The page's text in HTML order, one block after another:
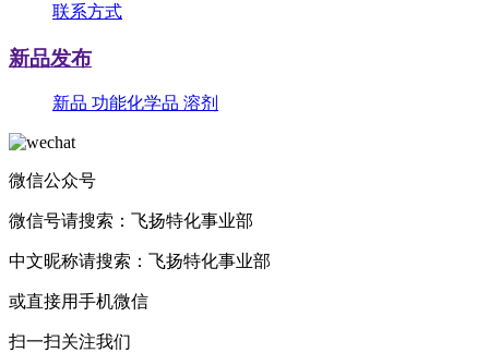
联系方式
新品发布
新品 功能化学品 溶剂
微信公众号
微信号请搜索： 飞扬特化事业部
中文昵称请搜索： 飞扬特化事业部
或直接用手机微信
扫一扫关注我们